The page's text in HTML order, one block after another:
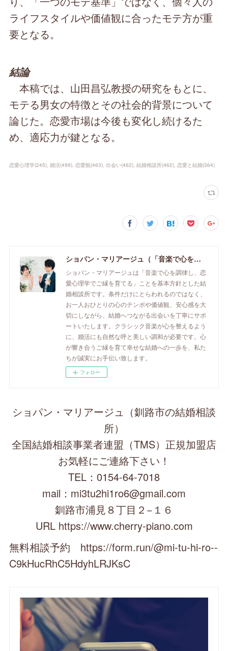
ライフスタイルや価値観に合ったモテ方が重
要となる。
結論
本稿では、山田昌弘教授の研究をもとに、
モテる男女の特徴とその社会的背景について
論じた。恋愛市場は今後も変化し続けるた
め、適応力が鍵となる。
恋愛心理学(245) 婚活(499) 恋愛観(463) 出会い(462) 結婚相談所(462) 恋愛と結婚(364)
ショパン・マリアージュ（「音楽で心を調律し恋愛心理学でご縁を育てる」釧路市の結婚相談所）/ 全国結婚相談事業者連盟正規加盟店 / cherry-piano.com
ショパン・マリアージュは「音楽で心を調律し、恋
愛心理学でご縁を育てる」ことを基本方針とした結
婚相談所です。条件だけにとらわれるのではなく、
お一人おひとりの心のテンポや価値観、安心感を大
切にしながら、結婚へつながる出会いを丁寧にサポ
ートいたします。クラシック音楽が心を整えるよう
に、婚活にも自然な呼と美しい調和が必要です。心
が響き合うご縁を育て幸せな結婚への一歩を、私た
ちが誠実にお手伝い致します。
フォロー
ショパン・マリアージュ（釧路市の結婚相談
所）
全国結婚相談事業者連盟（TMS）正規加盟店
お気軽にご連絡下さい！
TEL：0154-64-7018
mail：mi3tu2hi1ro6@gmail.com
釧路市浦見８丁目２−１６
URL https://www.cherry-piano.com
無料相談予約 https://form.run/@mi-tu-hi-ro--
C9kHucRhC5HdyhLRJKsC